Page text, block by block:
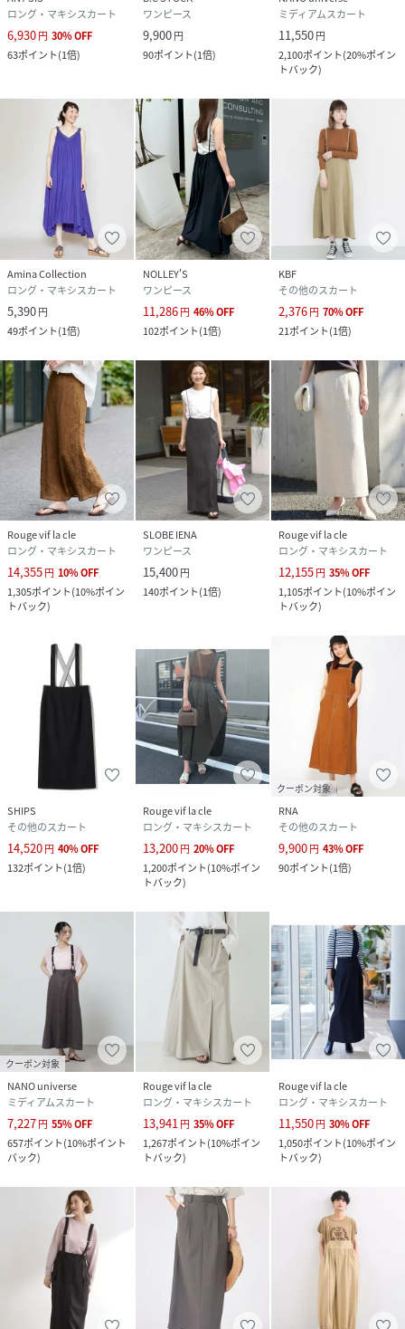
ロング・マキシスカート
6,930円 30%OFF
63ポイント(1倍)
ワンピース
9,900円
90ポイント(1倍)
ミディアムスカート
11,550円
2,100ポイント(20%ポイン
トバック)
Amina Collection
ロング・マキシスカート
5,390円
49ポイント(1倍)
NOLLEY'S
ワンピース
11,286円 46%OFF
102ポイント(1倍)
KBF
その他のスカート
2,376円 70%OFF
21ポイント(1倍)
Rouge vif la cle
ロング・マキシスカート
14,355円 10%OFF
1,305ポイント(10%ポイン
トバック)
SLOBE IENA
ワンピース
15,400円
140ポイント(1倍)
Rouge vif la cle
ロング・マキシスカート
12,155円 35%OFF
1,105ポイント(10%ポイン
トバック)
SHIPS
その他のスカート
14,520円 40%OFF
132ポイント(1倍)
Rouge vif la cle
ロング・マキシスカート
13,200円 20%OFF
1,200ポイント(10%ポイン
トバック)
クーポン対象
RNA
その他のスカート
9,900円 43%OFF
90ポイント(1倍)
クーポン対象
NANO universe
ミディアムスカート
7,227円 55%OFF
657ポイント(10%ポイント
バック)
Rouge vif la cle
ロング・マキシスカート
13,941円 35%OFF
1,267ポイント(10%ポイン
トバック)
Rouge vif la cle
ロング・マキシスカート
11,550円 30%OFF
1,050ポイント(10%ポイン
トバック)